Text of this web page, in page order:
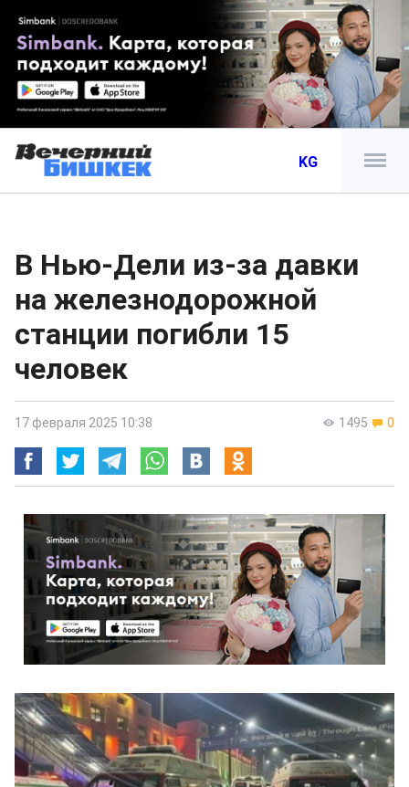
KG
В Нью-Дели из-за давки
на железнодорожной
станции погибли 15
человек
1495 0
17 февраля 2025 10:38